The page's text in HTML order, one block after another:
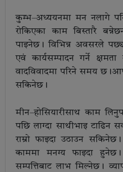
कुम्भ–अध्ययनमा मन नलागे
रोकिएका काम बिस्तारै
पाइनेछ। विभिन्न अवसरले
एवं कार्यसम्पादन गर्ने
वादविवादमा परिने समय
सकिनेछ।
मीन–होसियारीसाथ काम
पछि लाग्दा साथीभाइ टाढिन
राम्रो फाइदा उठाउन
काममा मनग्य फाइदा
सम्पत्तिबाट लाभ मिल्नेछ।